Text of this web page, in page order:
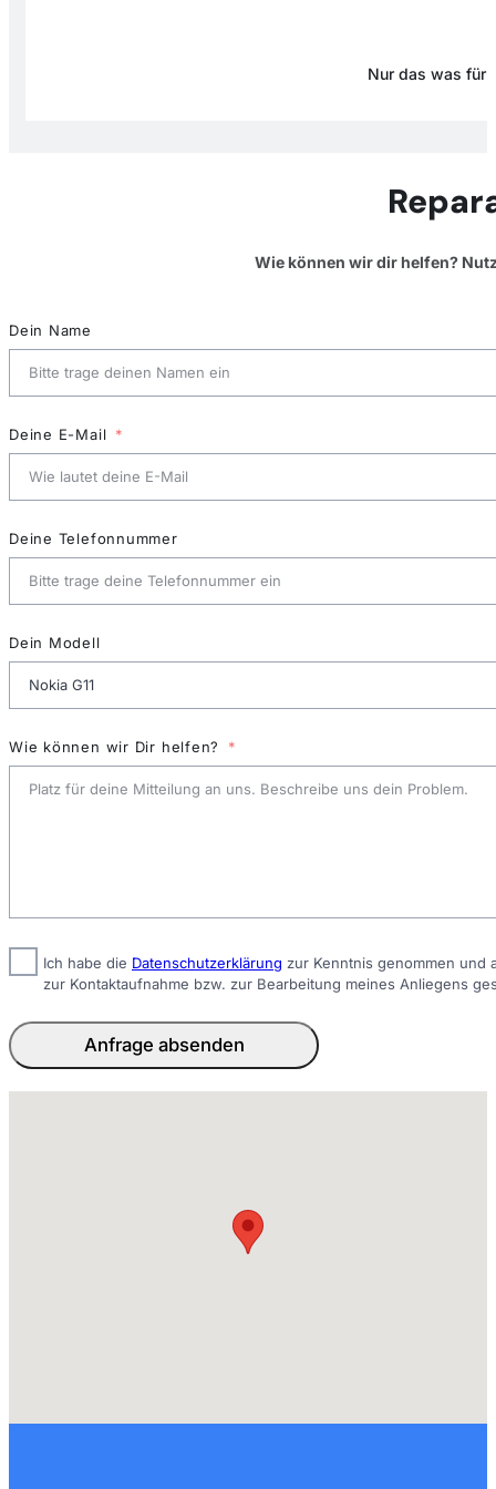
Nur das was für
Wie können wir dir helfen?
Dein Name
Deine E-Mail
Deine Telefonnummer
Dein Modell
Wie können wir Dir helfen?
Ich habe die Datenschutzerklärung zur Kenntnis genommen und
zur Kontaktaufnahme bzw. zur Bearbeitung meines Anliegens
Anfrage absenden